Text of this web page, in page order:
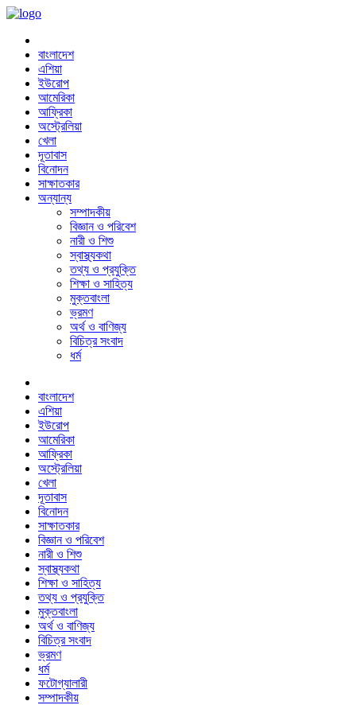
বাংলাদেশ
এশিয়া
ইউরোপ
আমেরিকা
আফ্রিকা
অস্ট্রেলিয়া
খেলা
দূতাবাস
বিনোদন
সাক্ষাতকার
অন্যান্য
সম্পাদকীয়
বিজ্ঞান ও পরিবেশ
নারী ও শিশু
স্বাস্থ্যকথা
তথ্য ও প্রযুক্তি
শিক্ষা ও সাহিত্য
মুক্তবাংলা
ভ্রমণ
অর্থ ও বাণিজ্য
বিচিত্র সংবাদ
ধর্ম
বাংলাদেশ
এশিয়া
ইউরোপ
আমেরিকা
আফ্রিকা
অস্ট্রেলিয়া
খেলা
দূতাবাস
বিনোদন
সাক্ষাতকার
বিজ্ঞান ও পরিবেশ
নারী ও শিশু
স্বাস্থ্যকথা
শিক্ষা ও সাহিত্য
তথ্য ও প্রযুক্তি
মুক্তবাংলা
অর্থ ও বাণিজ্য
বিচিত্র সংবাদ
ভ্রমণ
ধর্ম
ফটোগ্যালারী
সম্পাদকীয়